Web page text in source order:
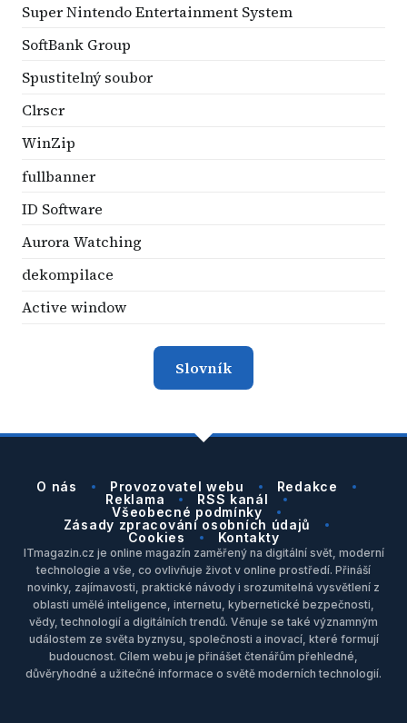
Super Nintendo Entertainment System
SoftBank Group
Spustitelný soubor
Clrscr
WinZip
fullbanner
ID Software
Aurora Watching
dekompilace
Active window
Slovník
O nás Provozovatel webu
Redakce
Reklama
RSS kanál
Všeobecné podmínky
Zásady zpracování osobních údajů
Cookies
Kontakty
ITmagazin.cz je online magazín zaměřený na digitální svět, moderní
technologie a vše, co ovlivňuje život v online prostředí. Přináší
novinky, zajímavosti, praktické návody i srozumitelná vysvětlení z
oblasti umělé inteligence, internetu, kybernetické bezpečnosti,
vědy, technologií a digitálních trendů. Věnuje se také významným
událostem ze světa byznysu, společnosti a inovací, které formují
budoucnost. Cílem webu je přinášet čtenářům přehledné,
důvěryhodné a užitečné informace o světě moderních technologií.